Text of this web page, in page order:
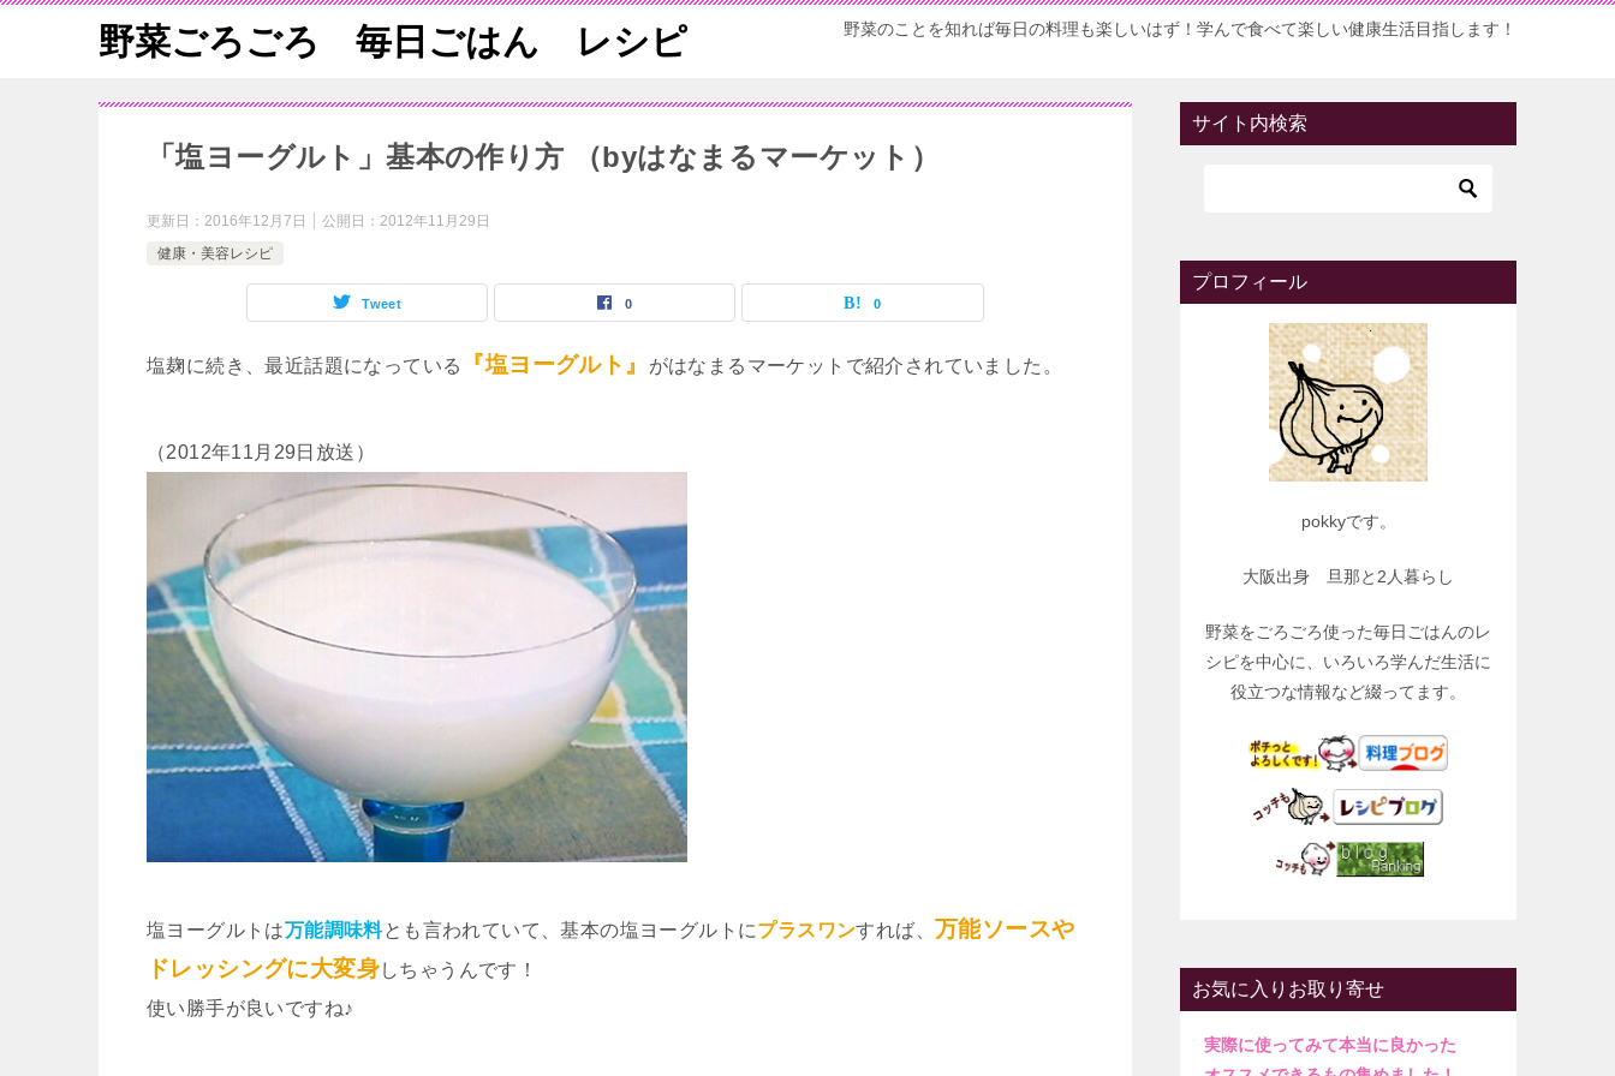
野菜ごろごろ 毎日ごはん レシピ 野菜のことを知れば毎日の料理も楽しいはず！学んで食べて楽しい健康生活目指します！
「塩ヨーグルト」基本の作り方 （byはなまるマーケット）
更新日： 2016年12月7日 公開日： 2012年11月29日
健康・美容レシピ
Tweet 0 0
塩麹に続き、最近話題になっている 『塩ヨーグルト』 がはなまるマーケットで紹介されていました。
（2012年11月29日放送）
塩ヨーグルトは万能調味料とも言われていて、基本の塩ヨーグルトにプラスワンすれば、 万能ソースや
ドレッシングに大変身しちゃうんです！
使い勝手が良いですね♪
サイト内検索
プロフィール
pokkyです。
大阪出身 旦那と2人暮らし
野菜をごろごろ使った毎日ごはんのレ
シピを中心に、いろいろ学んだ生活に
役立つな情報など綴ってます。
お気に入りお取り寄せ
実際に使ってみて本当に良かった